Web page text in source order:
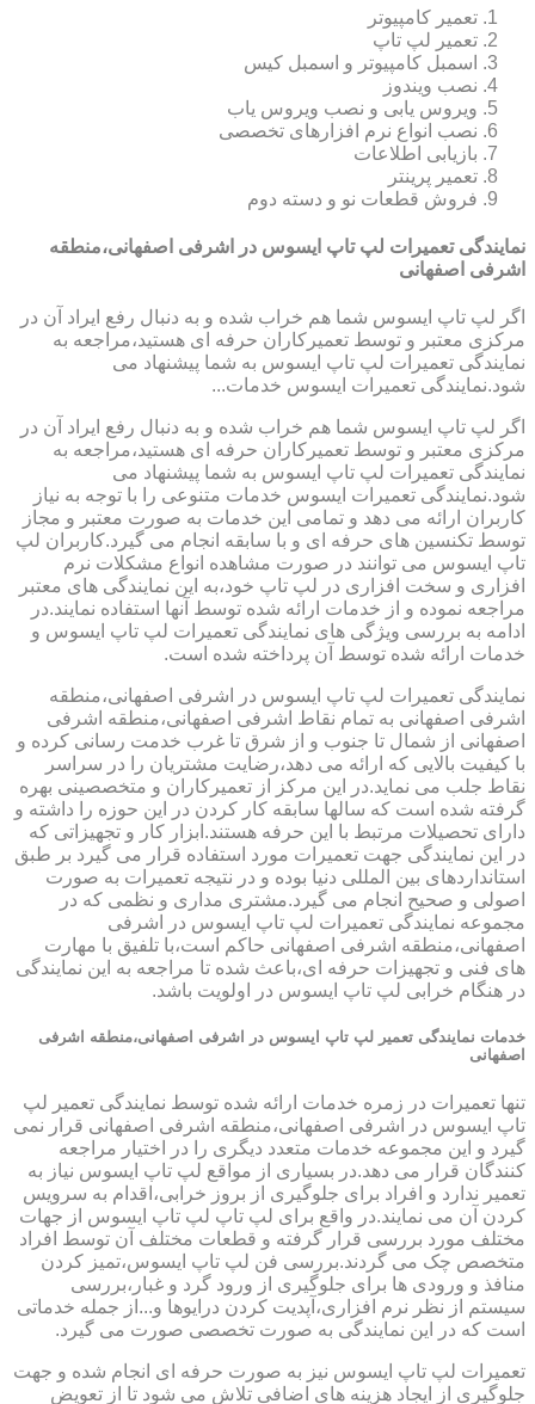
تعمیر کامپیوتر
تعمیر لپ تاپ
اسمبل کامپیوتر و اسمبل کیس
نصب ویندوز
ویروس یابی و نصب ویروس یاب
نصب انواع نرم افزارهای تخصصی
بازیابی اطلاعات
تعمیر پرینتر
فروش قطعات نو و دسته دوم
نمایندگی تعمیرات لپ تاپ ایسوس در اشرفی اصفهانی،منطقه
اشرفی اصفهانی
اگر لپ تاپ ایسوس شما هم خراب شده و به دنبال رفع ایراد آن در
مرکزی معتبر و توسط تعمیرکاران حرفه ای هستید،مراجعه به
نمایندگی تعمیرات لپ تاپ ایسوس به شما پیشنهاد می
شود.نمایندگی تعمیرات ایسوس خدمات...
اگر لپ تاپ ایسوس شما هم خراب شده و به دنبال رفع ایراد آن در
مرکزی معتبر و توسط تعمیرکاران حرفه ای هستید،مراجعه به
نمایندگی تعمیرات لپ تاپ ایسوس به شما پیشنهاد می
شود.نمایندگی تعمیرات ایسوس خدمات متنوعی را با توجه به نیاز
کاربران ارائه می دهد و تمامی این خدمات به صورت معتبر و مجاز
توسط تکنسین های حرفه ای و با سابقه انجام می گیرد.کاربران لپ
تاپ ایسوس می توانند در صورت مشاهده انواع مشکلات نرم
افزاری و سخت افزاری در لپ تاپ خود،به این نمایندگی های معتبر
مراجعه نموده و از خدمات ارائه شده توسط آنها استفاده نمایند.در
ادامه به بررسی ویژگی های نمایندگی تعمیرات لپ تاپ ایسوس و
خدمات ارائه شده توسط آن پرداخته شده است.
نمایندگی تعمیرات لپ تاپ ایسوس در اشرفی اصفهانی،منطقه
اشرفی اصفهانی به تمام نقاط اشرفی اصفهانی،منطقه اشرفی
اصفهانی از شمال تا جنوب و از شرق تا غرب خدمت رسانی کرده و
با کیفیت بالایی که ارائه می دهد،رضایت مشتریان را در سراسر
نقاط جلب می نماید.در این مرکز از تعمیرکاران و متخصصینی بهره
گرفته شده است که سالها سابقه کار کردن در این حوزه را داشته و
دارای تحصیلات مرتبط با این حرفه هستند.ابزار کار و تجهیزاتی که
در این نمایندگی جهت تعمیرات مورد استفاده قرار می گیرد بر طبق
استانداردهای بین المللی دنیا بوده و در نتیجه تعمیرات به صورت
اصولی و صحیح انجام می گیرد.مشتری مداری و نظمی که در
مجموعه نمایندگی تعمیرات لپ تاپ ایسوس در اشرفی
اصفهانی،منطقه اشرفی اصفهانی حاکم است،با تلفیق با مهارت
های فنی و تجهیزات حرفه ای،باعث شده تا مراجعه به این نمایندگی
در هنگام خرابی لپ تاپ ایسوس در اولویت باشد.
خدمات نمایندگی تعمیر لپ تاپ ایسوس در اشرفی اصفهانی،منطقه اشرفی
اصفهانی
تنها تعمیرات در زمره خدمات ارائه شده توسط نمایندگی تعمیر لپ
تاپ ایسوس در اشرفی اصفهانی،منطقه اشرفی اصفهانی قرار نمی
گیرد و این مجموعه خدمات متعدد دیگری را در اختیار مراجعه
کنندگان قرار می دهد.در بسیاری از مواقع لپ تاپ ایسوس نیاز به
تعمیر ندارد و افراد برای جلوگیری از بروز خرابی،اقدام به سرویس
کردن آن می نمایند.در واقع برای لپ تاپ لپ تاپ ایسوس از جهات
مختلف مورد بررسی قرار گرفته و قطعات مختلف آن توسط افراد
متخصص چک می گردند.بررسی فن لپ تاپ ایسوس،تمیز کردن
منافذ و ورودی ها برای جلوگیری از ورود گرد و غبار،بررسی
سیستم از نظر نرم افزاری،آپدیت کردن درایوها و...از جمله خدماتی
است که در این نمایندگی به صورت تخصصی صورت می گیرد.
تعمیرات لپ تاپ ایسوس نیز به صورت حرفه ای انجام شده و جهت
جلوگیری از ایجاد هزینه های اضافی تلاش می شود تا از تعویض